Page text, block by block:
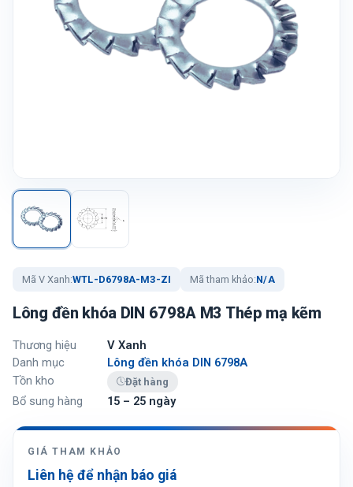
Mã V Xanh:WTL-D6798A-M3-ZI Mã tham khảo:N/A
Lông đền khóa DIN 6798A M3 Thép mạ kẽm
Thương hiệu
V Xanh
Danh mục
Lông đền khóa DIN 6798A
Tồn kho
Đặt hàng
Bổ sung hàng 15 – 25 ngày
GIÁ THAM KHẢO
Liên hệ để nhận báo giá